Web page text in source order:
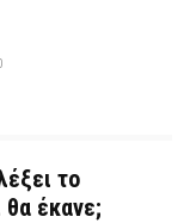
το
θα έκανε;